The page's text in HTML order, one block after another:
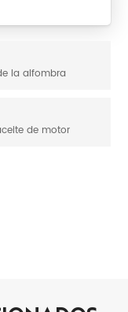
la alfombra
de motor